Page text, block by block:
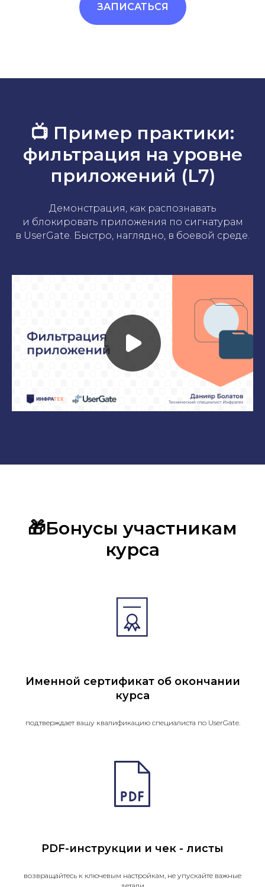
ЗАПИСАТЬСЯ
📺 Пример практики:
фильтрация на уровне
приложений (L7)
Демонстрация, как распознавать
и блокировать приложения по сигнатурам
в UserGate. Быстро, наглядно, в боевой среде.
🎁Бонусы участникам
курса
Именной сертификат об окончании
курса
подтверждает вашу квалификацию специалиста по UserGate.
PDF-инструкции и чек - листы
возвращайтесь к ключевым настройкам, не упускайте важные